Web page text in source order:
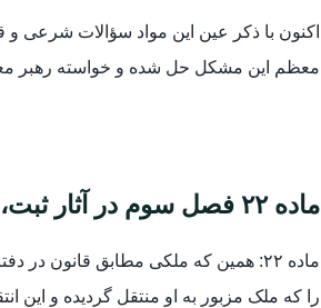
اکنون با ذکر عین این مواد سؤالات شرعی و
معظم این مشکل حل شده و خواسته رهبر
ماده ۲۲ فصل سوم در آثار ثبت،
ماده ۲۲: همین که ملکی مطابق
را که ملک مزبور به او منتقل گردیده و این